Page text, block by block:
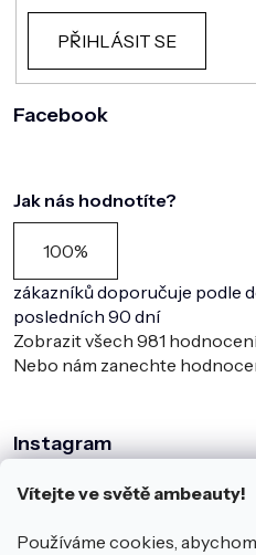
Vítejte ve světě ambeauty!
Používáme cookies,
PŘIHLÁSIT SE
Facebook
Jak nás hodnotíte?
100%
zákazníků doporučuje podle
posledních 90 dní
Zobrazit všech 981
Nebo nám zanechte
Instagram